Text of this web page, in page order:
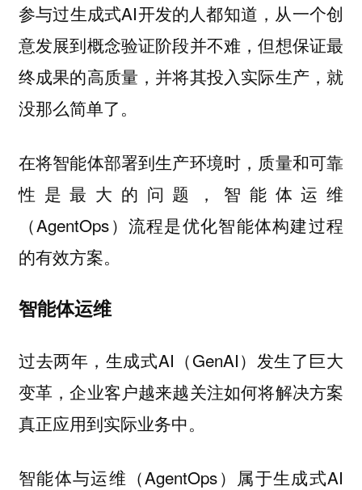
参与过生成式AI开发的人都知道，从一个创
意发展到概念验证阶段并不难，但想保证最
终成果的高质量，并将其投入实际生产，就
没那么简单了。
在将智能体部署到生产环境时，质量和可靠
性是最大的问题，智能体运维
（AgentOps）流程是优化智能体构建过程
的有效方案。
智能体运维
过去两年，生成式AI（GenAI）发生了巨大
变革，企业客户越来越关注如何将解决方案
真正应用到实际业务中。
智能体与运维（AgentOps）属于生成式AI